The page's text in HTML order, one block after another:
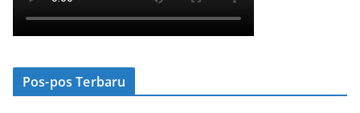
Pos-pos Terbaru